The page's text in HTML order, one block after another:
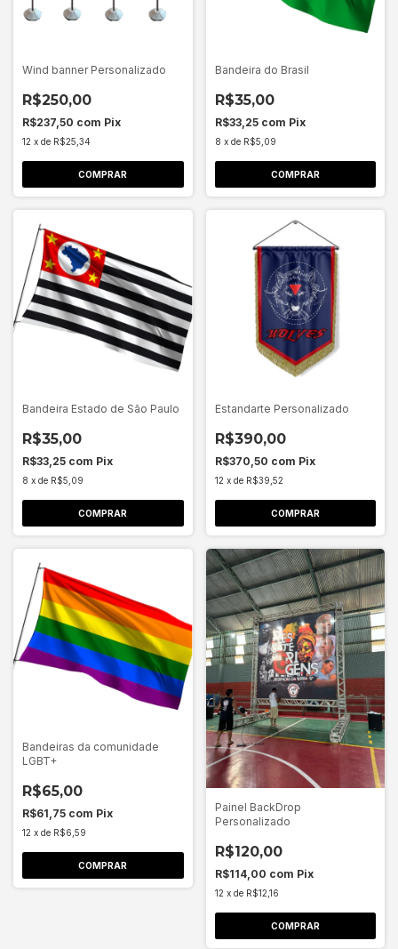
Wind banner Personalizado
R$250,00
R$237,50 com Pix
12 x de R$25,34
COMPRAR
Bandeira do Brasil
R$35,00
R$33,25 com Pix
8 x de R$5,09
COMPRAR
Bandeira Estado de São Paulo
R$35,00
R$33,25 com Pix
8 x de R$5,09
COMPRAR
Estandarte Personalizado
R$390,00
R$370,50 com Pix
12 x de R$39,52
COMPRAR
Bandeiras da comunidade
LGBT+
R$65,00
R$61,75 com Pix
12 x de R$6,59
COMPRAR
Painel BackDrop
Personalizado
R$120,00
R$114,00 com Pix
12 x de R$12,16
COMPRAR